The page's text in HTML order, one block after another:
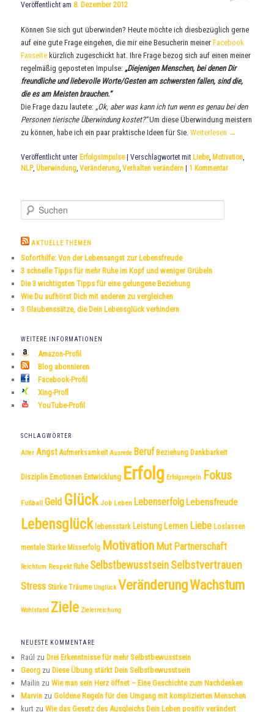
Veröffentlicht am 8. Dezember 2012
Können Sie sich gut überwinden? Heute möchte ich diesbezüglich gerne
auf eine gute Frage eingehen, die mir eine Besucherin meinerFacebook
Fanseite kürzlich zugeschickt hat. Ihre Frage bezog sich auf einen meiner
regelmäßig geposteten Impulse:„Diejenigen Menschen, bei denen Dir
freundliche und liebevolle Worte/Gesten am schwersten fallen, sind die,
die es am Meisten brauchen.“
Die Frage dazu lautete: „Ok, aber was kann ich tun wenn es genau bei den
Personen tierische Überwindung kostet?“Um diese Überwindung meistern
zu können, habe ich ein paar praktische Ideen für Sie.Weiterlesen →
Veröffentlicht unter Erfolgsimpulse |Verschlagwortet mit Liebe, Motivation,
NLP,Überwindung,Veränderung,Verhalten verändern |1 Kommentar
h
n
AKTUELLE THEMEN
Soforthilfe: Von der Lebensangst zur Lebensfreude
3 schnelle Tipps für mehr Ruhe im Kopf und weniger Grübeln
Die 3 wichtigsten Tipps für eine gelungene Beziehung
Wie Du aufhörst Dich mit anderen zu vergleichen
3 Glaubenssätze, die Dein Lebensglück verhindern
WEITERE INFORMATIONEN
Amazon-Profil
Blog abonnieren
Facebook-Profil
Xing-Profl
YouTube-Profil
SCHLAGWÖRTER
Alter Angst Aufmerksamkeit Ausrede Beruf Beziehung Dankbarkeit
Disziplin Emotionen Entwicklung Erfolg Erfolgsregeln Fokus
Fußball Geld Glück Job Leben Lebenserfolg Lebensfreude
Lebensglück lebensstark Leistung Lernen Liebe Loslassen
mentale Stärke Misserfolg Motivation Mut Partnerschaft
Reichtum Respekt Ruhe Selbstbewusstsein Selbstvertrauen
Stress Stärke Träume Unglück VeränderungWachstum
Wohlstand Ziele Zielerreichung
NEUESTE KOMMENTARE
Raúl zu Drei Erkenntnisse für mehr Selbstbewusstsein
Georg zu Diese Übung stärkt Dein Selbstbewusstsein
Mailin zuWie man sein Herz öffnet – Eine Geschichte zum Nachdenken
Marvin zuGoldene Regeln für den Umgang mit komplizierten Menschen
kurt zuWie das Gesetz des Ausgleichs Dein Leben positiv verändert